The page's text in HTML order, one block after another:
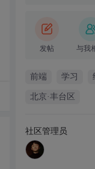
发帖 与我
前端 学习
北京·丰台区
社区管理员